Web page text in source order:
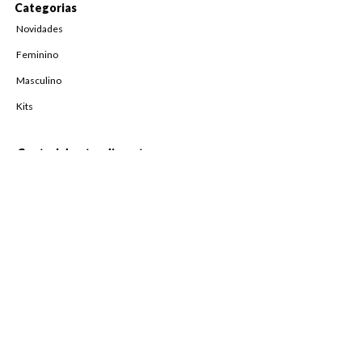
Categorias
Novidades
Feminino
Masculino
Kits
Central de atendimento